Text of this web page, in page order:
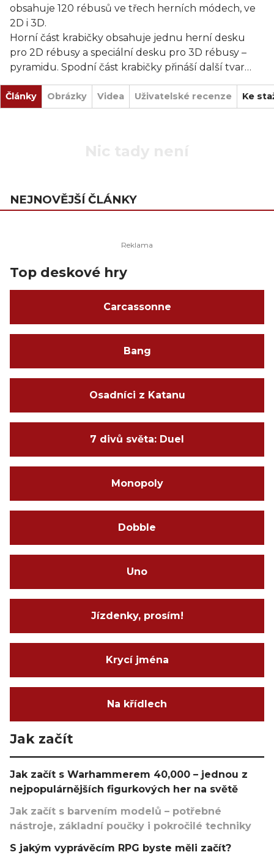
obsahuje 120 rébusů ve třech herních módech, ve
2D i 3D.
Horní část krabičky obsahuje jednu herní desku
pro 2D rébusy a speciální desku pro 3D rébusy –
pyramidu. Spodní část krabičky přináší další tvar
desky pro 2D rébusy. A to vše v malé kompaktní
krabičce, ideální na cesty!
Články Obrázky Videa Uživatelské recenze Ke
NEJNOVĚJŠÍ ČLÁNKY
Top deskové hry
Carcassonne
Bang
Osadníci z Katanu
7 divů světa: Duel
Monopoly
Dobble
Uno
Jízdenky, prosím!
Krycí jména
Na křídlech
Jak začít
Jak začít s Warhammerem 40,000 – jednou z
nejpopulárnějších figurkových her na světě
Jak začít s barvením modelů – potřebné
nástroje, základní poučky i pokročilé techniky
S jakým vyprávěcím RPG byste měli začít?